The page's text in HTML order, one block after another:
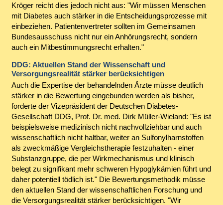
Kröger reicht dies jedoch nicht aus: "Wir müssen Menschen
mit Diabetes auch stärker in die Entscheidungsprozesse mit
einbeziehen. Patientenvertreter sollten im Gemeinsamen
Bundesausschuss nicht nur ein Anhörungsrecht, sondern
auch ein Mitbestimmungsrecht erhalten."
DDG: Aktuellen Stand der Wissenschaft und
Versorgungsrealität stärker berücksichtigen
Auch die Expertise der behandelnden Ärzte müsse deutlich
stärker in die Bewertung eingebunden werden als bisher,
forderte der Vizepräsident der Deutschen Diabetes-
Gesellschaft DDG, Prof. Dr. med. Dirk Müller-Wieland: "Es ist
beispielsweise medizinisch nicht nachvollziehbar und auch
wissenschaftlich nicht haltbar, weiter an Sulfonylharnstoffen
als zweckmäßige Vergleichstherapie festzuhalten - einer
Substanzgruppe, die per Wirkmechanismus und klinisch
belegt zu signifikant mehr schweren Hypoglykämien führt und
daher potentiell tödlich ist." Die Bewertungsmethodik müsse
den aktuellen Stand der wissenschaftlichen Forschung und
die Versorgungsrealität stärker berücksichtigen. "Wir